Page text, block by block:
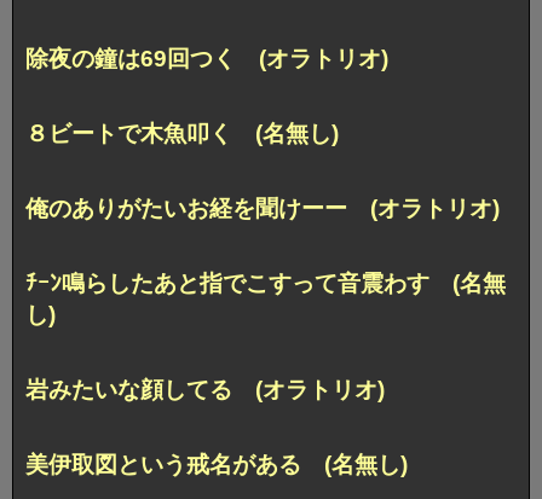
除夜の鐘は69回つく (オラトリオ)
８ビートで木魚叩く (名無し)
俺のありがたいお経を聞けーー (オラトリオ)
ﾁｰﾝ鳴らしたあと指でこすって音震わす (名無
し)
岩みたいな顔してる (オラトリオ)
美伊取図という戒名がある (名無し)